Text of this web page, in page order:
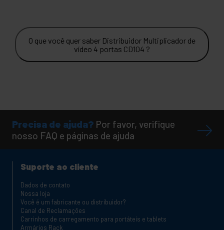
O que você quer saber Distribuidor Multiplicador de
vídeo 4 portas CD104 ?
Precisa de ajuda? Por favor, verifique
nosso FAQ e páginas de ajuda
Suporte ao cliente
Dados de contato
Nossa loja
Você é um fabricante ou distribuidor?
Canal de Reclamações
Carrinhos de carregamento para portáteis e tablets